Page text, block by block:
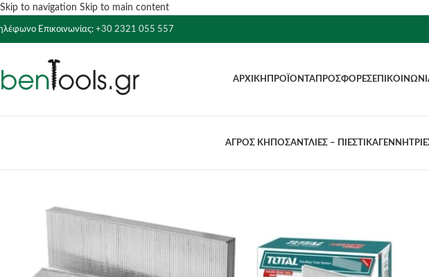
Skip to navigation Skip to main content
Επικοινωνίας: +30 2321 055 557
ΑΡΧΙΚΉ ΠΡΟΪΌΝΤΑ ΠΡΟΣΦΟΡΈΣ
ΑΓΡΟΣ ΚΗΠΟΣΑΝΤΛΙΕΣ – ΠΙΕΣΤΙΚΑ